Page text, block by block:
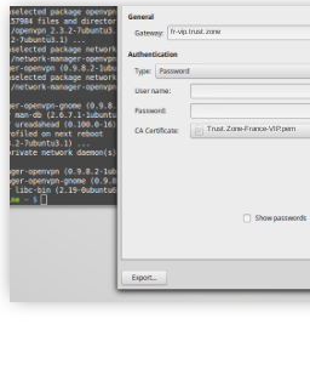
fr-vip.trust.zone
Trust.Zone-France-VIP.pem